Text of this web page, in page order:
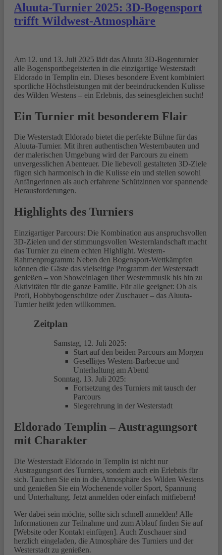
Aluuta-Turnier 2025: 3D-Bogensport
trifft Wildwest-Atmosphäre
Am 12. und 13. Juli 2025 lädt das Aluuta 3D-Bogenturnier
alle Bogensportbegeisterten in die einzigartige Westerstadt
Eldorado in Templin ein. Dieses besondere Event kombiniert
sportliche Höchstleistungen mit der beeindruckenden Kulisse
des Wilden Westens – ein Erlebnis, das seinesgleichen sucht!
Ein Turnier mit besonderem Flair
Die Westerstadt Eldorado bietet die perfekte Bühne für das
Aluuta-Turnier. Mit ihren authentischen Westernbauten und
der malerischen Umgebung wird der Parcours zu einem
unvergesslichen Abenteuer. Die liebevoll gestalteten 3D-Ziele
fügen sich harmonisch in die Kulisse ein und stellen sowohl
Anfängerinnen als auch erfahrene Schützinnen vor spannende
Herausforderungen.
Highlights des Turniers
Einzigartiger Parcours: Die Kombination aus anspruchsvollen
3D-Zielen und der stimmungsvollen Westernlandschaft macht
das Turnier zu einem echten Highlight. Western-
Rahmenprogramm: Neben den Bogensport-Wettkämpfen
können die Gäste das vielseitige Programm der Westerstadt
genießen – von Showeinlagen über Westernmusik bis hin zu
Aktivitäten für die ganze Familie. Für alle geeignet: Ob als
Profi, Hobbybogenschütze oder Zuschauer – das Aluuta-
Turnier heißt jeden willkommen.
Zeitplan
Samstag, 12. Juli 2025:
Start auf den beiden Parcours am Morgen
Geselliges Western-Barbecue und
Unterhaltung am Abend
Sonntag, 13. Juli 2025:
Fortsetzung des Turniers mit tausch der
Parcours
Siegerehrung in der Westerstadt
Eldorado Templin – Austragungsort
mit Charakter
Die Westerstadt Eldorado in Templin ist nicht nur
Austragungsort des Turniers, sondern auch ein Erlebnis für
sich. Tauchen Sie ein in die Atmosphäre des Wilden Westens
und genießen Sie ein Wochenende voller Sport, Spannung
und Unterhaltung. Jetzt anmelden oder einfach mitfiebern!
Wer dabei sein möchte, sollte sich schnell anmelden! Alle
Informationen zur Teilnahme und zum Ablauf finden Sie auf
[Website oder Kontakt einfügen]. Auch Zuschauer sind
herzlich eingeladen, die Atmosphäre des Turniers und der
Westerstadt zu genießen.